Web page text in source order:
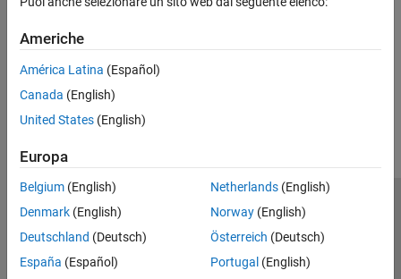
Americhe
América Latina (Español)
Canada (English)
United States (English)
Europa
Belgium (English)
Denmark (English)
Deutschland (Deutsch)
España (Español)
Netherlands(English)
Norway(English)
Österreich (Deutsch)
Portugal (English)
Centro di fiducia
Informativa sulla privacy
Antipirateria
Stato dell'applicazione
Contatti
© 1994-2026 The MathWorks, Inc.